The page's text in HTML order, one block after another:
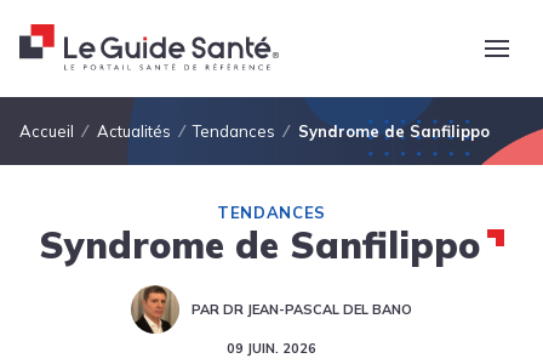
Fil d'Ariane
Accueil Actualités Tendances Syndrome de Sanfilippo
TENDANCES
Syndrome de Sanfilippo
PAR DR JEAN-PASCAL DEL BANO
09 JUIN. 2026